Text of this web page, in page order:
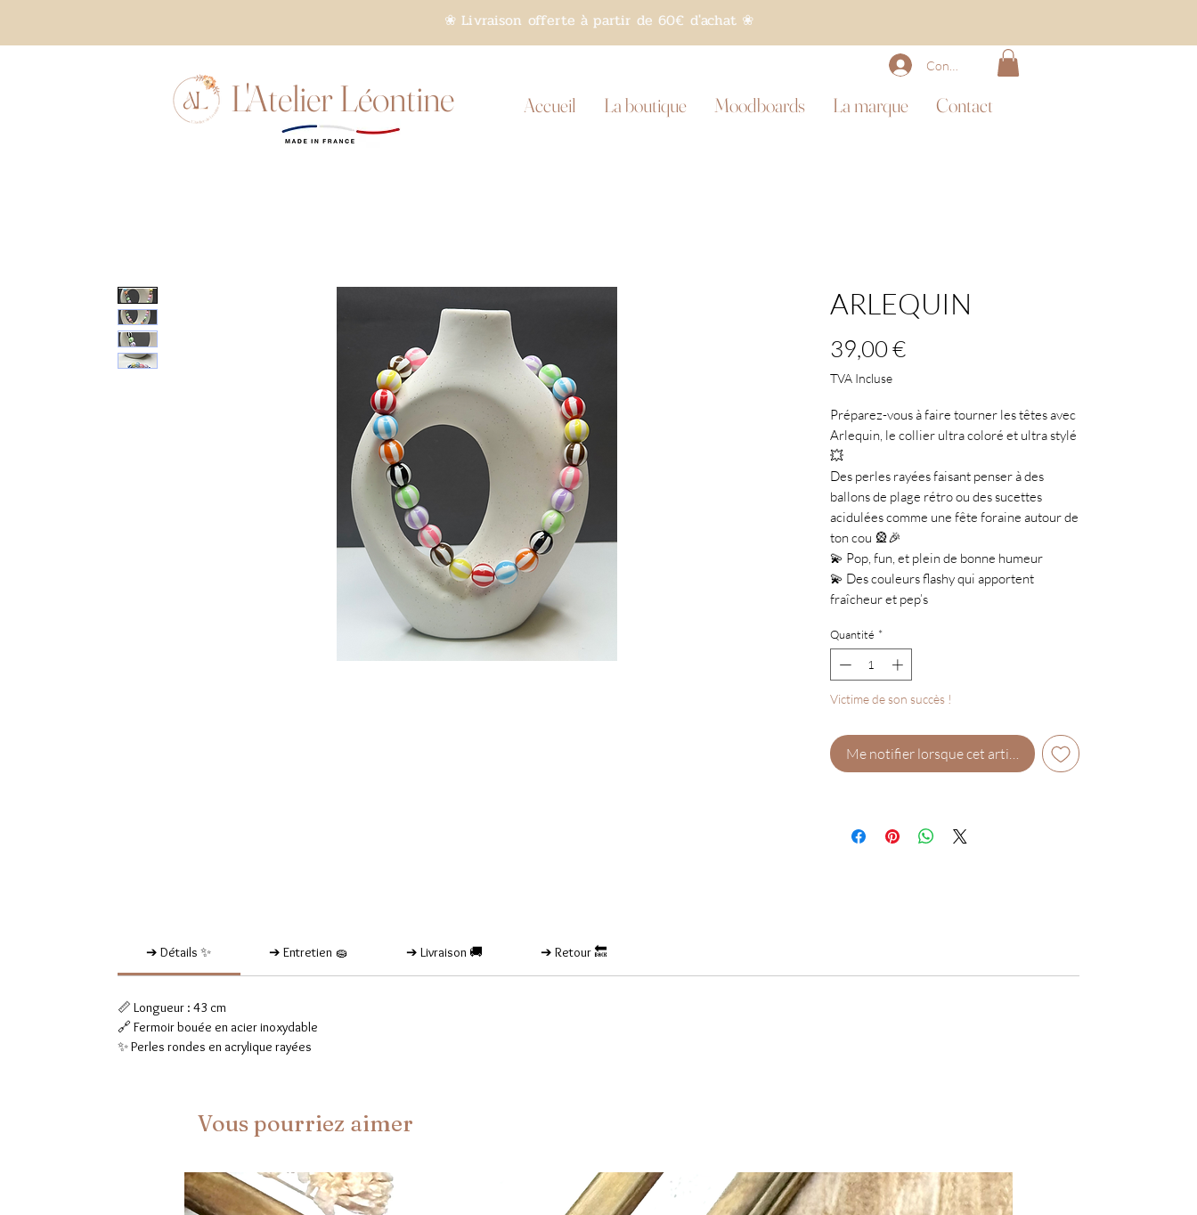
❀ Livraison offerte à partir de 60€ d'achat ❀
L'Atelier Léontine
Connexion
Accueil La boutique Moodboards La marque Contact
ARLEQUIN
39,00 €Prix
TVA Incluse
Préparez-vous à faire tourner les têtes avec
Arlequin, le collier ultra coloré et ultra stylé
💥
Des perles rayées faisant penser à des
ballons de plage rétro ou des sucettes
acidulées comme une fête foraine autour de
ton cou 🎡🎉
💫 Pop, fun, et plein de bonne humeur
💫 Des couleurs flashy qui apportent
fraîcheur et pep’s
robe la plus folle 💃
Quantité *
Victime de son succès !
Me notifier lorsque cet article est disponible
➔ Détails ✨ ➔ Entretien 🧽 ➔ Livraison 🚚 ➔ Retour 🔙
📏 Longueur : 43 cm
🔗 Fermoir bouée en acier inoxydable
✨ Perles rondes en acrylique rayées
Vous pourriez aimer